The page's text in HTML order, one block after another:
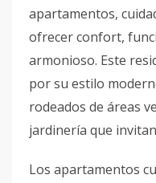
apartamentos,
ofrecer confort,
armonioso. Este
por su estilo
rodeados de áreas
jardinería que
Los apartamentos